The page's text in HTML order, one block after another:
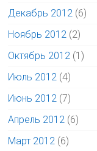
Декабрь 2012 (6)
Ноябрь 2012 (2)
Октябрь 2012 (1)
Июль 2012 (4)
Июнь 2012 (7)
Апрель 2012 (6)
Март 2012 (6)